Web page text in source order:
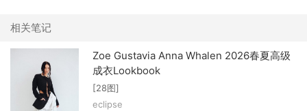
相关笔记
Zoe Gustavia Anna Whalen 2026春夏高级
成衣Lookbook
[28图]
eclipse